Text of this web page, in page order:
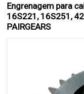
Engrenagem para
16S221, 16S251,
PAIRGEARS